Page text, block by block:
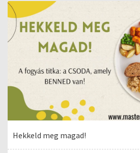
Hekkeld meg magad!